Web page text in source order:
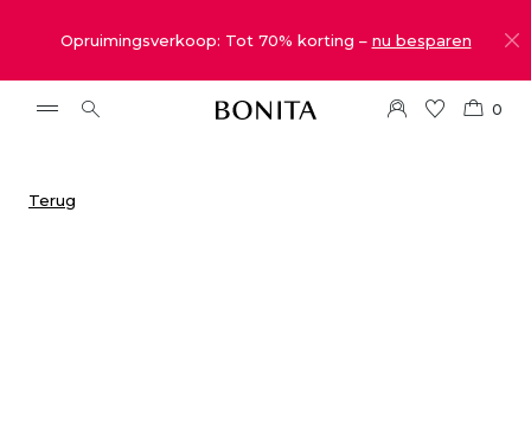
Opruimingsverkoop: Tot 70% korting – nu besparen
0
Terug